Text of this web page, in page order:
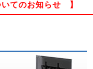
てのお知らせ 】